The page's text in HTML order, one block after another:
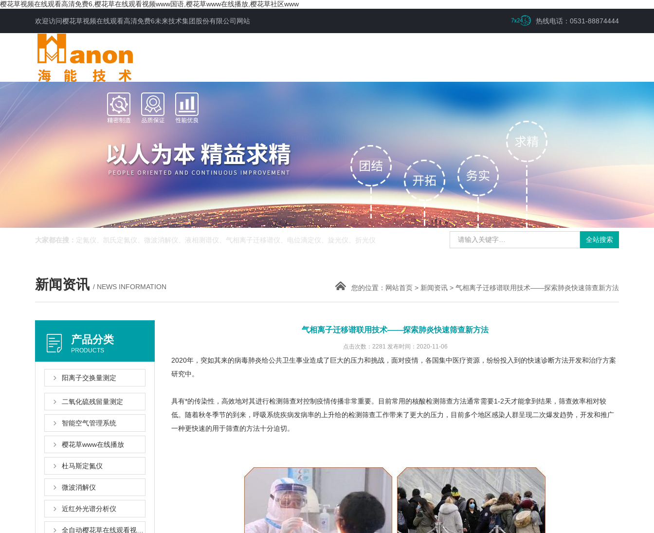
樱花草视频在线观看高清免费6,樱花草在线观看视频www国语,樱花草www在线播放,樱花草社区www
欢迎访问樱花草视频在线观看高清免费6未来技术集团股份有限公司网站 热线电话：0531-88874444
网站首页 技术文章 在线留言 联系樱花草视频在线观看高清免费6
大家都在搜： 定氮仪、凯氏定氮仪、微波消解仪、液相测谱仪、气相离子迁移谱仪、电位滴定仪、旋光仪、折光仪
新闻资讯 / NEWS INFORMATION 您的位置： 网站首页 > 新闻资讯 > 气相离子迁移谱联用技术——探索肺炎快速筛查新方法
产品分类
PRODUCTS
阳离子交换量测定
二氧化硫残留量测定
智能空气管理系统
樱花草www在线播放
杜马斯定氮仪
微波消解仪
近红外光谱分析仪
气相离子迁移谱联用技术——探索肺炎快速筛查新方法
点击次数：2281 发布时间：2020-11-06
2020年，突如其来的病毒肺炎给公共卫生事业造成了巨大的压力和挑战，面对疫情，各国集中医疗资源，纷纷投入到的快速诊断方法开发和治疗方案
研究中。
具有*的传染性，高效地对其进行检测筛查对控制疫情传播非常重要。目前常用的核酸检测筛查方法通常需要1-2天才能拿到结果，筛查效率相对较
低。随着秋冬季节的到来，呼吸系统疾病发病率的上升给的检测筛查工作带来了更大的压力，目前多个地区感染人群呈现二次爆发趋势，开发和推广
一种更快速的用于筛查的方法十分迫切。